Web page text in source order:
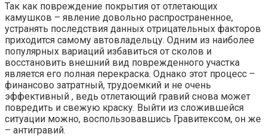
Так как повреждение покрытия от отлетающих
камушков – явление довольно распространенное,
устранять последствия данных отрицательных факторов
приходится самому автовладельцу. Одним из наиболее
популярных вариаций избавиться от сколов и
восстановить внешний вид поврежденного участка
является его полная перекраска. Однако этот процесс –
финансово затратный, трудоемкий и не очень
эффективный , ведь отлетающий гравий снова может
повредить и свежую краску. Выйти из сложившейся
ситуации можно, воспользовавшись Гравитексом, он же
– антигравий.